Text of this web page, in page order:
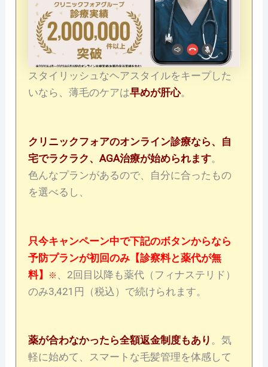
スタイリッシュなヘアスタイルをキープした
いなら、薄毛のケアは早めが肝心。
クリニックフォアのオンライン診療なら、自
宅でラクラク、AGA治療が始められます。
色んなプランがあるので、自分に合ったもの
を選べるし、
只今キャンペーン中で下記のボタンからなら
予防プランが初回のみ【診察料と薬代が無
料】
※
、2回目以降も薬代（フィナステリド）
のみ3,421円（税込）で続けられます。
薬が合わなかったら全額返金制度もあり 。気
軽に始めて、スマートな毛髪管理を体感して